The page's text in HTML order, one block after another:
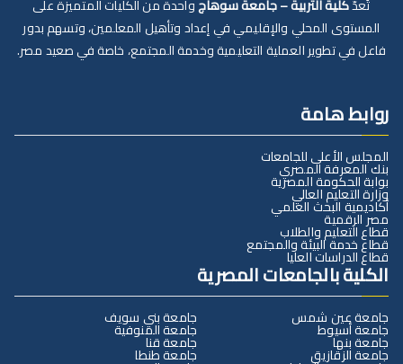
تُعدّكلية التربية – جامعة سوهاجواحدة من الكليات المتميزة على
المستوى المحلي والإقليمي في إعداد وتأهيل المعلمين، وتسهم بدور
فاعل في تطوير العملية التعليمية وخدمة المجتمع، خاصة في صعيد مصر.
روابط هامة
المجلس الأعلى للجامعات
بنك المعرفة المصري
بوابة الحكومة المصرية
وزارة التعليم العالي
أكاديمية البحث العلمي
مصر الرقمية
قطاع التعليم والطلاب
قطاع خدمة البيئة والمجتمع
قطاع الدراسات العليا
الكلية بالجامعات المصرية
جامعة عين شمس
جامعة أسيوط
جامعة بنها
جامعة الزقازيق
جامعة بني سويف
جامعة المنوفية
جامعة قنا
جامعة طنطا